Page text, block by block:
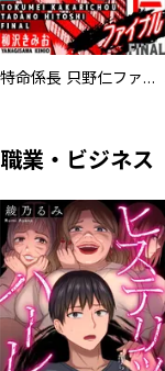
特命係長 只野仁ファイナル 愛蔵版
職業・ビジネス